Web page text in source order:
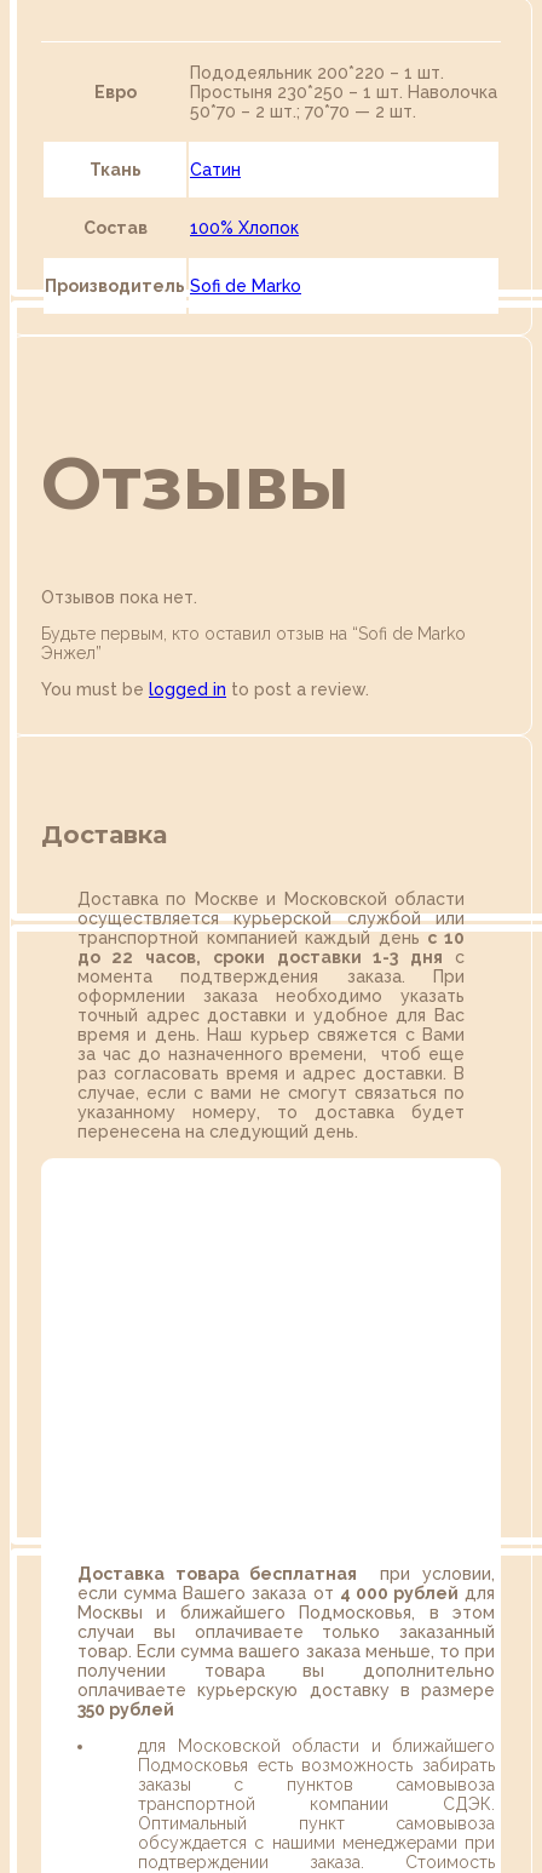
Евро
Пододеяльник 200*220 – 1 шт.
Простыня 230*250 – 1 шт. Наволочка
50*70 – 2 шт.; 70*70 — 2 шт.
Ткань Сатин
Состав 100% Хлопок
Производитель Sofi de Marko
Отзывы
Отзывов пока нет.
Будьте первым, кто оставил отзыв на “Sofi de Marko
Энжел”
You must be logged in to post a review.
Доставка
Доставка по Москве и Московской области
осуществляется курьерской службой или
транспортной компанией каждый деньс 10
до 22 часов,
сроки доставки 1-3 дня с
момента подтверждения заказа. При
оформлении заказа необходимо указать
точный адрес доставки и удобное для Вас
время и день. Наш курьер свяжется с Вами
за час до назначенного времени, чтоб еще
раз согласовать время и адрес доставки. В
случае, если с вами не смогут связаться по
указанному номеру, то доставка будет
перенесена на следующий день.
Доставка товара бесплатная при условии,
если сумма Вашего заказа от 4 000 рублей для
Москвы и ближайшего Подмосковья, в этом
случаи вы оплачиваете только заказанный
товар. Если сумма вашего заказа меньше, то при
получении товара вы дополнительно
оплачиваете курьерскую доставку в размере
350 рублей
для Московской области и ближайшего
Подмосковья есть возможность забирать
заказы с пунктов самовывоза
транспортной компании СДЭК.
Оптимальный пункт самовывоза
обсуждается с нашими менеджерами при
подтверждении заказа. Стоимость